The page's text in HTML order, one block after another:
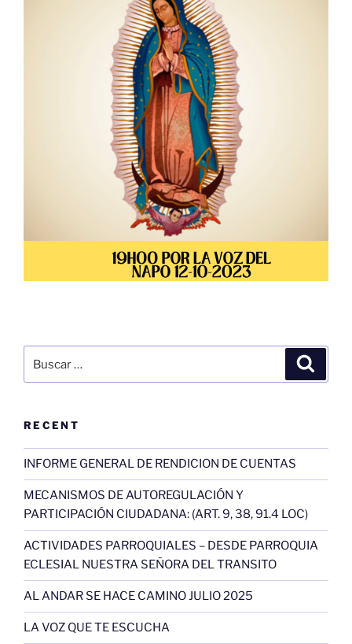
por:
RECENT
INFORME GENERAL DE RENDICION DE CUENTAS
MECANISMOS DE AUTOREGULACIÓN Y
PARTICIPACIÓN CIUDADANA: (ART. 9, 38, 91.4 LOC)
ACTIVIDADES PARROQUIALES – DESDE PARROQUIA
ECLESIAL NUESTRA SEÑORA DEL TRANSITO
AL ANDAR SE HACE CAMINO JULIO 2025
LA VOZ QUE TE ESCUCHA